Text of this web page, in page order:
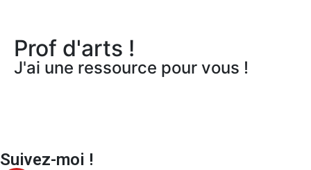
Prof d'arts !
J'ai une ressource pour vous !
Suivez-moi !